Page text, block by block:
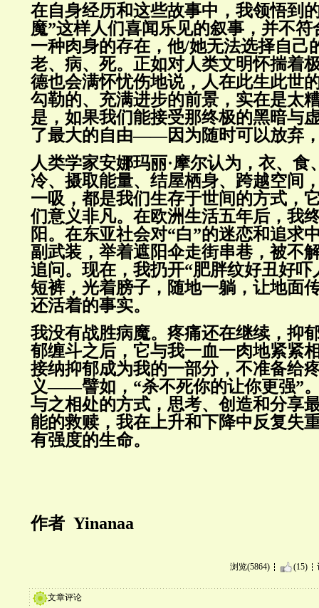
在自身经历和这些故事中，我领悟
魔”这样人们喜闻乐见的叙事，并不
一种肉身的存在，他/她无法选择自己
老、病、死。正如对人类文明怀揣着
德也会满怀忧伤地说，人在此生此世
勾勒的、充满进步的前景，实在是太
是，如果我们能接受那终极的黑暗与
了最大的自由——因为随时可以放弃
人类学家安娜玛丽·摩尔认为，衣、食
冷、摄取能量、结屋栖身、跨越空间
一吸，都是我们生存于世间的方式，
们意义非凡。在欧洲生活五年后，我
阳。在东亚社会对“白”的迷恋和追求
副武装，举着遮阳伞走街串巷，被不
追问。现在，我扔开“肥胖纹好丑好吓
短裤，光着膀子，随地一躺，让地面
还活着的事实。
我没有战胜病魔。疼痛还在继续，抑
郁缠斗之后，它与我一血一肉地紧紧
接纳抑郁成为我的一部分，不准备给
义——譬如，“杀不死你的让你更强”
与之相处的方式，思考、创造和分享
能的救赎，我在上升和下降中反复失
有强度的生命。
作者 Yinanaa
浏览(5864) (15)
文章评论